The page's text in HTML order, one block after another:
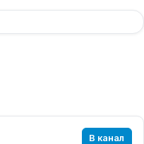
В канал